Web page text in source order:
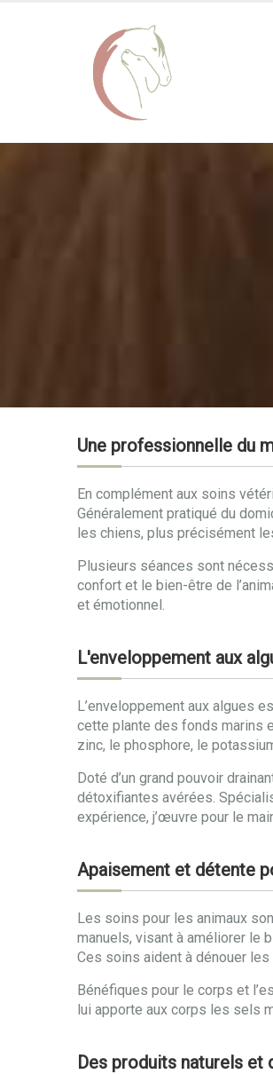
Une professionnelle du
En complément aux soins
Généralement pratiqué du
les chiens, plus précisément
Plusieurs séances sont
confort et le bien-être de
et émotionnel.
L'enveloppement aux
L’enveloppement aux algues
cette plante des fonds marins
zinc, le phosphore, le
Doté d’un grand pouvoir
détoxifiantes avérées.
expérience, j’œuvre pour le
Apaisement et détente
Les soins pour les animaux
manuels, visant à améliorer le
Ces soins aident à dénouer
Bénéfiques pour le corps et
lui apporte aux corps les sels
Des produits naturels